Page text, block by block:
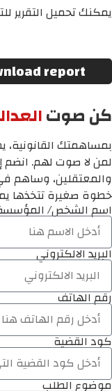
يمكنك تحميل التقرير
report
كن صوت
بمساهمتك
لمن لا صوت لهم. انضم
والمعتقلين، وساهم
خطوة صغيرة تتخذها
اسم الشخص/
البريد الالكتروني
رقم الهاتف
كود القضية
موضوع الطلب